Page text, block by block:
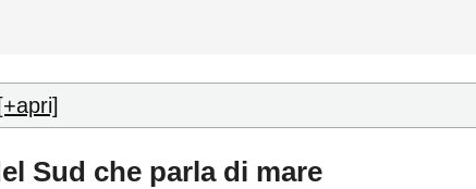
[+apri]
Sud che parla di mare